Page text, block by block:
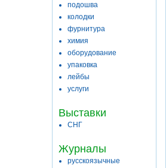
подошва
колодки
фурнитура
химия
оборудование
упаковка
лейбы
услуги
Выставки
СНГ
Журналы
русскоязычные